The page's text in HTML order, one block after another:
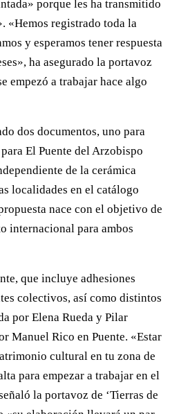
porque les ha transmitido
«Hemos registrado toda la
y esperamos tener respuesta
ha asegurado la portavoz
empezó a trabajar hace algo
dos documentos, uno para
El Puente del Arzobispo
de la cerámica
localidades en el catálogo
nace con el objetivo de
internacional para ambos
que incluye adhesiones
colectivos, así como distintos
por Elena Rueda y Pilar
Manuel Rico en Puente. «Estar
cultural en tu zona de
para empezar a trabajar en el
la portavoz de ‘Tierras de